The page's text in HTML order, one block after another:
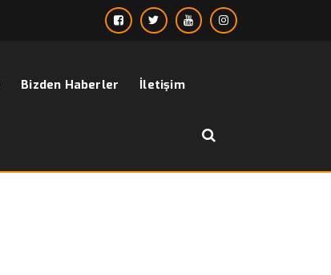
Bizden Haberler İletişim